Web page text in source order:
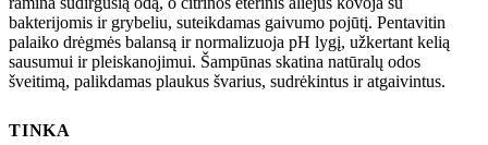
bakterijomis ir grybeliu, suteikdamas gaivumo pojūtį. Pentavitin
palaiko drėgmės balansą ir normalizuoja pH lygį, užkertant kelią
sausumui ir pleiskanojimui. Šampūnas skatina natūralų odos
šveitimą, palikdamas plaukus švarius, sudrėkintus ir atgaivintus.
TINKA